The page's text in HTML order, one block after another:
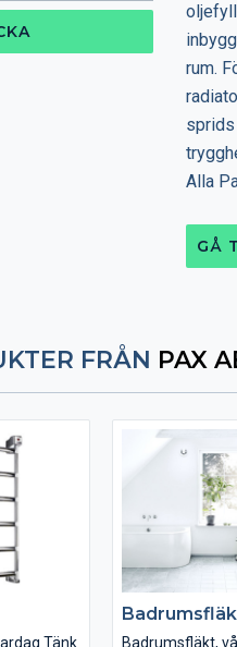
rum.
sprids
Alla
GÅ
FRÅN PAX
Tänk
Badrumsfläkt,